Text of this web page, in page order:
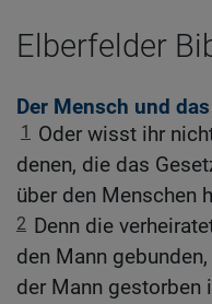
Elberfelder
Der Mensch und
1
Oder wisst ihr
denen, die das
über den Menschen
2 Denn die
den Mann
der Mann